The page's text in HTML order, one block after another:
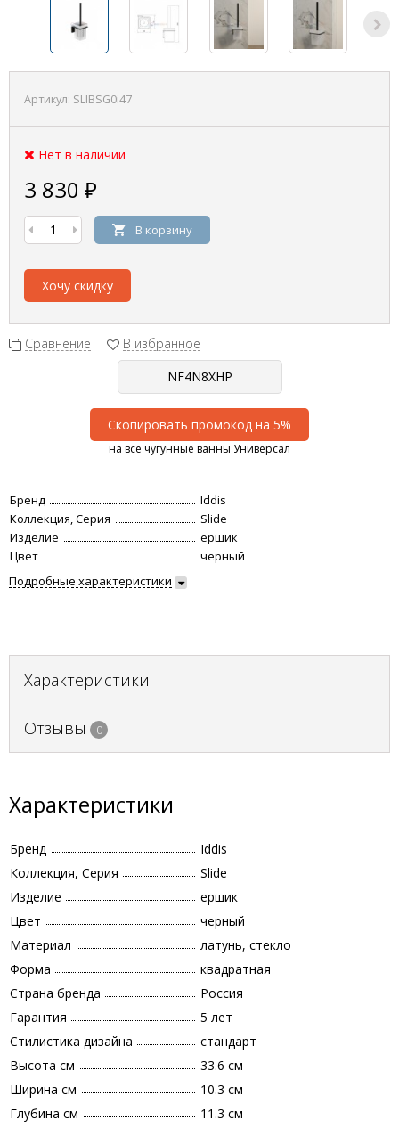
Артикул: SLIBSG0i47
Нет в наличии
3 830 ₽
В корзину
Хочу скидку
Сравнение В избранное
Скопировать промокод на 5%
на все чугунные ванны Универсал
Бренд
Iddis
Коллекция, Серия
Slide
Изделие
ершик
Цвет
черный
Подробные характеристики
Характеристики
Отзывы 0
Характеристики
Бренд
Iddis
Коллекция, Серия
Slide
Изделие
ершик
Цвет
черный
Материал
латунь, стекло
Форма
квадратная
Страна бренда
Россия
Гарантия
5 лет
Стилистика дизайна
стандарт
Высота см
33.6 см
Ширина см
10.3 см
Глубина см
11.3 см